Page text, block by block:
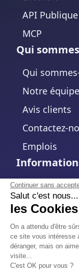
Continuer sans
Salut c'est nous...
les
On a attendu d'être
ce site vous intéresse
déranger, mais on
visite...
C'est OK pour vous ?
API Publique
MCP
Qui
Qui
Notre équipe
Avis clients
Contactez-
Emplois
Mentions
Politique de
Politique de
Modifier
Conditions